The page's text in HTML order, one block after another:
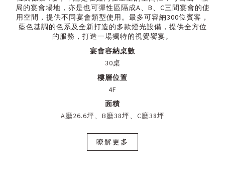
局的宴會場地，亦是也可彈性區隔成A、B、C三間宴會的使
用空間，提供不同宴會類型使用。最多可容納300位賓客，
藍色基調的色系及全新打造的多款燈光設備，提供全方位
的服務，打造一場獨特的視覺饗宴。
宴會容納桌數
30桌
樓層位置
4F
面積
A廳26.6坪、B廳38坪、C廳38坪
瞭解更多